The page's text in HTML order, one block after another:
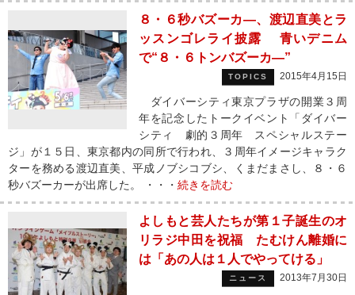
８・６秒バズーカ―、渡辺直美とラ
ッスンゴレライ披露 青いデニム
で“８・６トンバズーカ―”
TOPICS 2015年4月15日
ダイバーシティ東京プラザの開業３周
年を記念したトークイベント「ダイバー
シティ 劇的３周年 スペシャルステー
ジ」が１５日、東京都内の同所で行われ、３周年イメージキャラク
ターを務める渡辺直美、平成ノブシコブシ、くまだまさし、８・６
秒バズーカーが出席した。 ・・・ 続きを読む
よしもと芸人たちが第１子誕生のオ
リラジ中田を祝福 たむけん離婚に
は「あの人は１人でやってける」
ニュース 2013年7月30日